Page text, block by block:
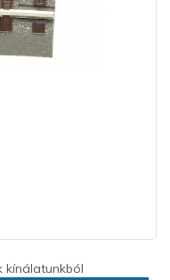
kínálatunkból